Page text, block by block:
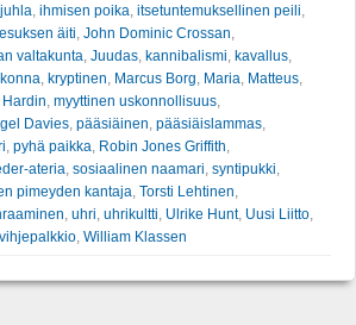
ihmisen poika itsetuntemuksellinen peili
äiti John Dominic Crossan
valtakunta Juudas kannibalismi kavallus
kryptinen Marcus Borg Maria Matteus
myyttinen uskonnollisuus
Davies pääsiäinen pääsiäislammas
pyhä paikka Robin Jones Griffith
ateria sosiaalinen naamari syntipukki
pimeyden kantaja Torsti Lehtinen
uhri uhrikultti Ulrike Hunt, Uusi Liitto
vihjepalkkio William Klassen